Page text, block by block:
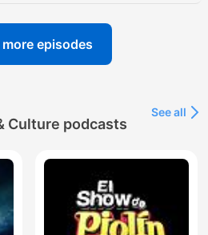
episodes
Culture podcasts
See all